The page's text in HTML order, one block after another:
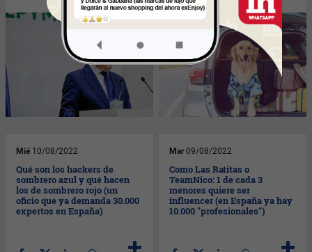
Mié 10/08/2022
Qué son los hackers de
sombrero azul y qué hacen
los de sombrero rojo (un
oficio que ya demanda 30.000
expertos en España)
Mar 09/08/2022
Como Las Ratitas o
TeamNico: 1 de cada 3
menores quiere ser
influencer (en España ya hay
10.000 "profesionales")